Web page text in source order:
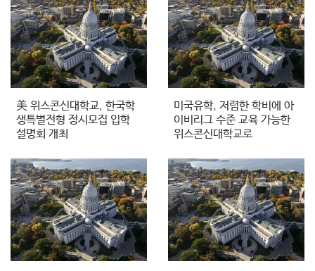
美 위스콘신대학교, 한국학
생특별전형 정시모집 입학
설명회 개최
미국유학, 저렴한 학비에 아
이비리그 수준 교육 가능한
위스콘신대학교로